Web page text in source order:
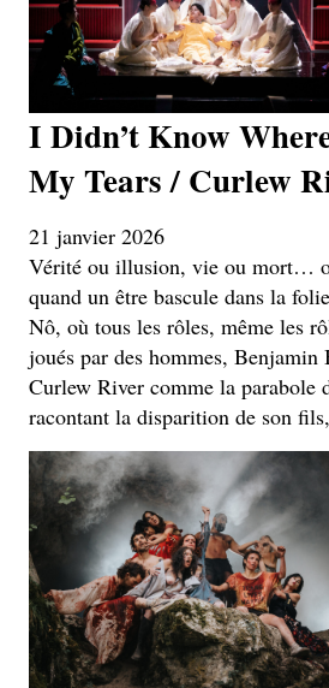
I Didn’t Know
My Tears / Curlew
21 janvier 2026
Vérité ou illusion, vie ou mort…
quand un être bascule dans la
Nô, où tous les rôles, même les
joués par des hommes,
Curlew River comme la parabole
racontant la disparition de son